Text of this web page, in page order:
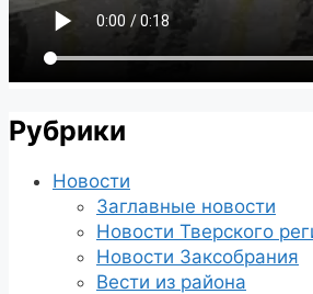
Рубрики
Новости
Заглавные новости
Новости Тверского
Новости Заксобрания
Вести из района